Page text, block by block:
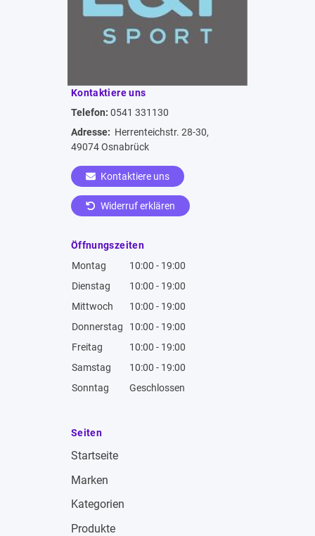
Kontaktiere uns
Telefon: 0541 331130
Adresse: Herrenteichstr. 28-30,
49074 Osnabrück
Kontaktiere uns
Widerruf erklären
Öffnungszeiten
Montag
10:00 - 19:00
Dienstag
10:00 - 19:00
Mittwoch
10:00 - 19:00
Donnerstag
10:00 - 19:00
Freitag
10:00 - 19:00
Samstag
10:00 - 19:00
Sonntag
Geschlossen
Seiten
Startseite
Marken
Kategorien
Produkte